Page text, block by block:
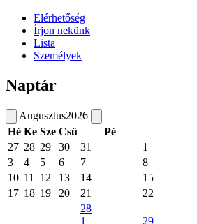
Elérhetőség
Írjon nekünk
Lista
Személyek
Naptár
Augusztus2026
Hé Ke Sze Csü Pé
27 28 29 30 31 1
3
4 5 6 7 8
10 11 12 13 14 15
17 18 19 20 21 22
28
1
29